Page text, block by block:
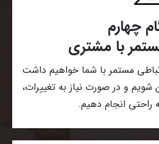
چهارم
با مشتری
مستمر با شما خواهیم داشت
و در صورت نیاز به تغییرات،
راحتی انجام دهیم.